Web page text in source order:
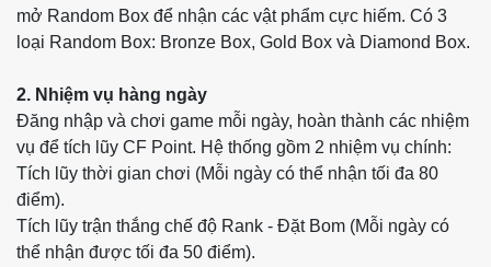
mở Random Box để nhận các vật phẩm cực hiếm. Có 3
loại Random Box: Bronze Box, Gold Box và Diamond Box.
2. Nhiệm vụ hàng ngày
Đăng nhập và chơi game mỗi ngày, hoàn thành các nhiệm
vụ để tích lũy CF Point. Hệ thống gồm 2 nhiệm vụ chính:
Tích lũy thời gian chơi (Mỗi ngày có thể nhận tối đa 80
điểm).
Tích lũy trận thắng chế độ Rank - Đặt Bom (Mỗi ngày có
thể nhận được tối đa 50 điểm).